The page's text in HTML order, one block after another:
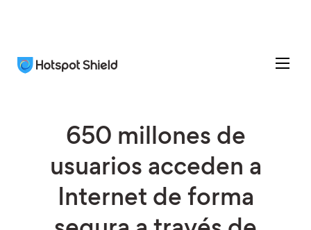
650 millones de
usuarios acceden a
Internet de forma